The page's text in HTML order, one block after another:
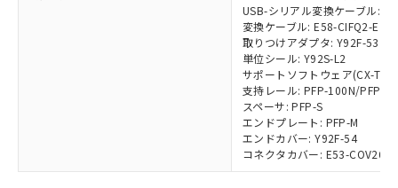
USB-シリアル変換ケーブル:
変換ケーブル: E58-CIFQ2-E
取りつけアダプタ: Y92F-53
単位シール: Y92S-L2
サポートソフトウェア(CX-
支持レール: PFP-100N/PFP-
スペーサ: PFP-S
エンドプレート: PFP-M
エンドカバー: Y92F-54
コネクタカバー: E53-COV26
本サービスは、当社制御機器事業取扱
商品の当社在庫状況および標準価格
(税抜)を提供させていただくもので
当社制御機器事業取扱商品の中には、
本サービスの対象外となる商品もある
ことをご了承ください。
在庫状況および標準価格照会結果は、
調査・確認中：EU RoHS指令（10物質）の
非含有の対応状況を調査中または確認中の
非該当品：ライセンス料など無形物で、有
害物質有無と関係のない商品です。
仕入先様の事情により、非含有部品として
いたものが、含有品と判明した場合などや
むを得ず変更することがあります。
「○」：最大均質材料含有率が中国RoHSの
基準値以下であることを示します。
「×」：最大均質材料含有率が中国RoHSの
基準値を超えていることを示します。
「－」：未確認です。当社販売部門へお問
い合わせください。
当社は、これら貴社製品のうち、外国
為替および外国貿易法に定める商品